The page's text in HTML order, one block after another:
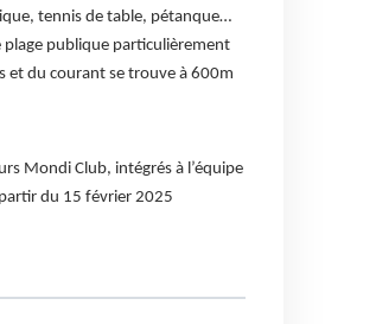
tennis de table, pétanque…
plage publique particulièrement
et du courant se trouve à 600m
Mondi Club, intégrés à l’équipe
du 15 février 2025